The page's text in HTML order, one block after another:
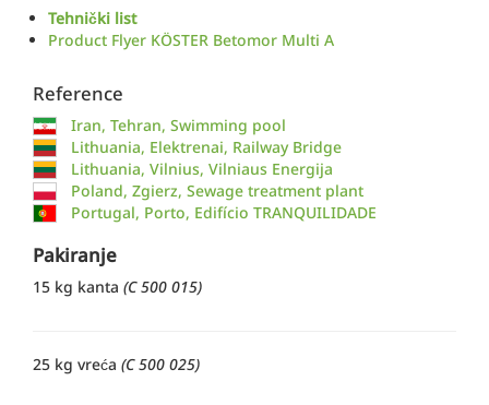
Tehnički list
Product Flyer KÖSTER Betomor Multi A
Reference
Iran, Tehran, Swimming pool
Lithuania, Elektrenai, Railway Bridge
Lithuania, Vilnius, Vilniaus Energija
Poland, Zgierz, Sewage treatment plant
Portugal, Porto, Edifício TRANQUILIDADE
Pakiranje
15 kg kanta (C 500 015)
25 kg vreća (C 500 025)